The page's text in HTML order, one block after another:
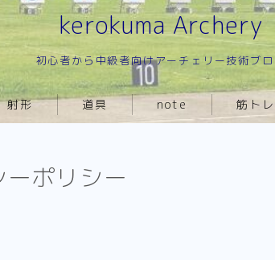
kerokuma Archery
初心者から中級者向けアーチェリー技術ブ
射形
手
道具 note 筋トレ
ポリシー